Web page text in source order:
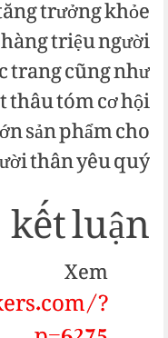
trưởng khỏe
triệu người
cũng như
tóm cơ hội
sản phẩm cho
thân yêu quý.
kết luận
Xem
?